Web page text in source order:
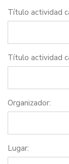
Título actividad
Título actividad
Organizador:
Lugar: